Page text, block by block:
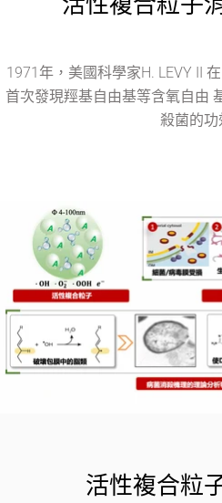
1971年，美國科學家H. LEVY II
首次發現羥基自由基等含氧自由
殺菌的功
活性複合粒